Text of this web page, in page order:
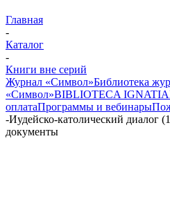
Главная
-
Каталог
-
Книги вне серий
Журнал «Символ»Библиотека
«Символ»BIBLIOTECA
оплатаПрограммы и вебинары
-Иудейско-католический диалог
документы